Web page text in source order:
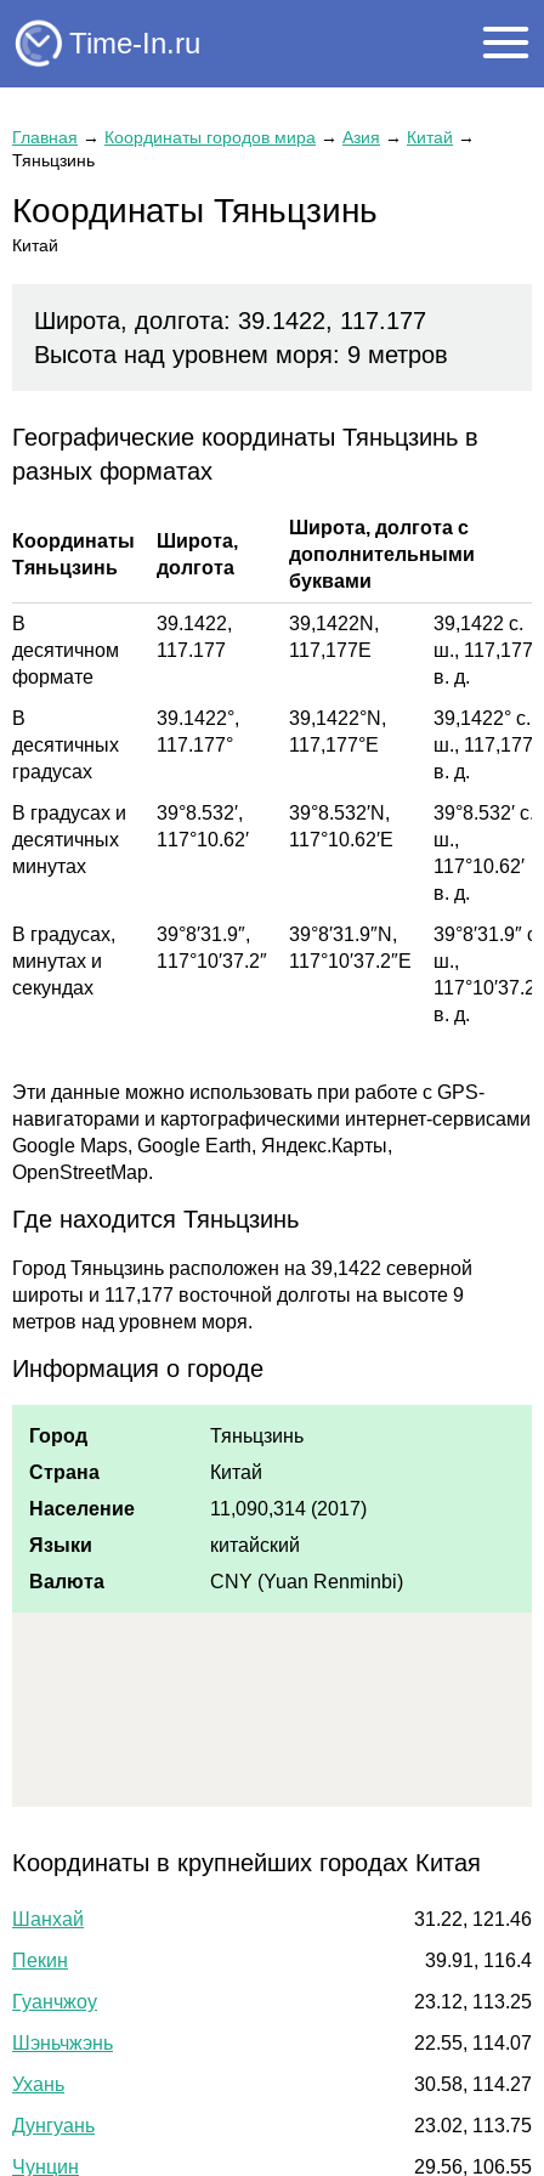
Time-In.ru
Главная → Координаты городов мира → Азия → Китай →
Тяньцзинь
Координаты Тяньцзинь
Китай
Широта, долгота: 39.1422, 117.177
Высота над уровнем моря: 9 метров
Географические координаты Тяньцзинь в
разных форматах
Координаты
Тяньцзинь
Широта,
долгота
Широта, долгота с
дополнительными
буквами
В
десятичном
формате
39.1422,
117.177
39,1422N,
117,177E
39,1422 с.
ш., 117,177
в. д.
В
десятичных
градусах
39.1422°,
117.177°
39,1422°N,
117,177°E
39,1422° с.
ш., 117,177°
в. д.
В градусах и
десятичных
минутах
39°8.532′,
117°10.62′
39°8.532′N,
117°10.62′E
39°8.532′ с.
ш.,
117°10.62′
в. д.
В градусах,
минутах и
секундах
39°8′31.9″,
117°10′37.2″
39°8′31.9″N,
117°10′37.2″E
39°8′31.9″ с.
ш.,
117°10′37.2″
в. д.
Эти данные можно использовать при работе с GPS-
навигаторами и картографическими интернет-сервисами
Google Maps, Google Earth, Яндекс.Карты,
OpenStreetMap.
Где находится Тяньцзинь
Город Тяньцзинь расположен на 39,1422 северной
широты и 117,177 восточной долготы на высоте 9
метров над уровнем моря.
Информация о городе
Город
Тяньцзинь
Страна
Китай
Население
11,090,314 (2017)
Языки
китайский
Валюта
CNY (Yuan Renminbi)
Координаты в крупнейших городах Китая
Шанхай
31.22, 121.46
Пекин
39.91, 116.4
Гуанчжоу
23.12, 113.25
Шэньчжэнь
22.55, 114.07
Ухань
30.58, 114.27
Дунгуань
23.02, 113.75
Чунцин
29.56, 106.55